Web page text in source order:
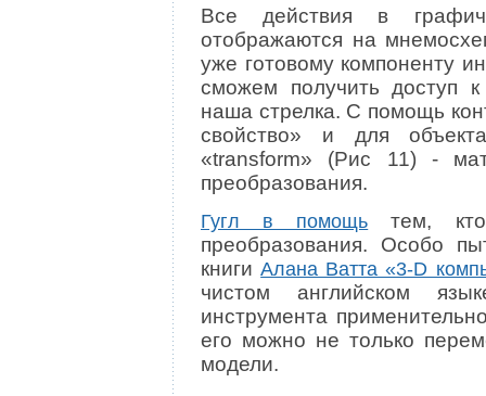
Все действия в
отображаются на
уже готовому компоненту
сможем получить доступ
наша стрелка. С помощь
свойство» и для
«transform» (Рис 11) ‑
преобразования.
Гугл в помощь тем,
преобразования. Особо
книгиАлана Ватта «3-D
чистом английском
инструмента
его можно не только
модели.